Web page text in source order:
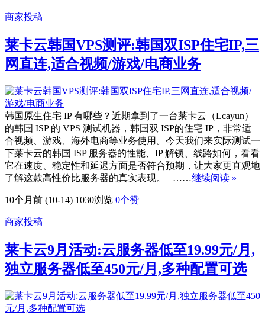
商家投稿
莱卡云韩国VPS测评:韩国双ISP住宅IP,三
网直连,适合视频/游戏/电商业务
韩国原生住宅 IP 有哪些？近期拿到了一台莱卡云（Lcayun）
的韩国 ISP 的 VPS 测试机器，韩国双 ISP的住宅 IP，非常适
合视频、游戏、海外电商等业务使用。今天我们来实际测试一
下莱卡云的韩国 ISP 服务器的性能、IP 解锁、线路如何，看看
它在速度、稳定性和延迟方面是否符合预期，让大家更直观地
了解这款高性价比服务器的真实表现。 ……继续阅读 »
10个月前 (10-14) 1030浏览 0个赞
商家投稿
莱卡云9月活动:云服务器低至19.99元/月,
独立服务器低至450元/月,多种配置可选